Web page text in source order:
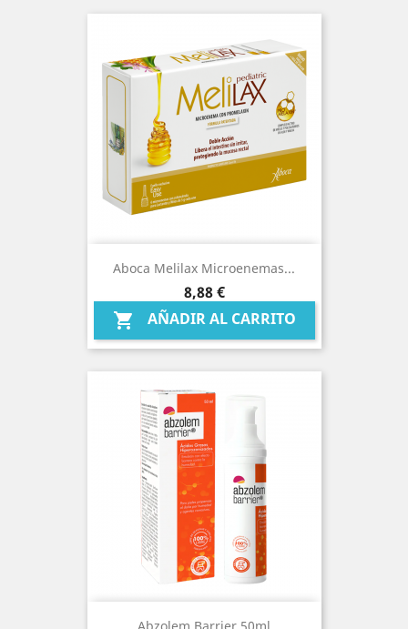
Aboca Melilax Microenemas...
Precio
8,88 €
 AÑADIR AL CARRITO